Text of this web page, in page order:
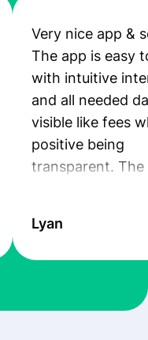
Very nice app &
The app is easy
with intuitive
and all needed
visible like fees
positive being
transparent. The
the exchange
at Profee is very
Lyan